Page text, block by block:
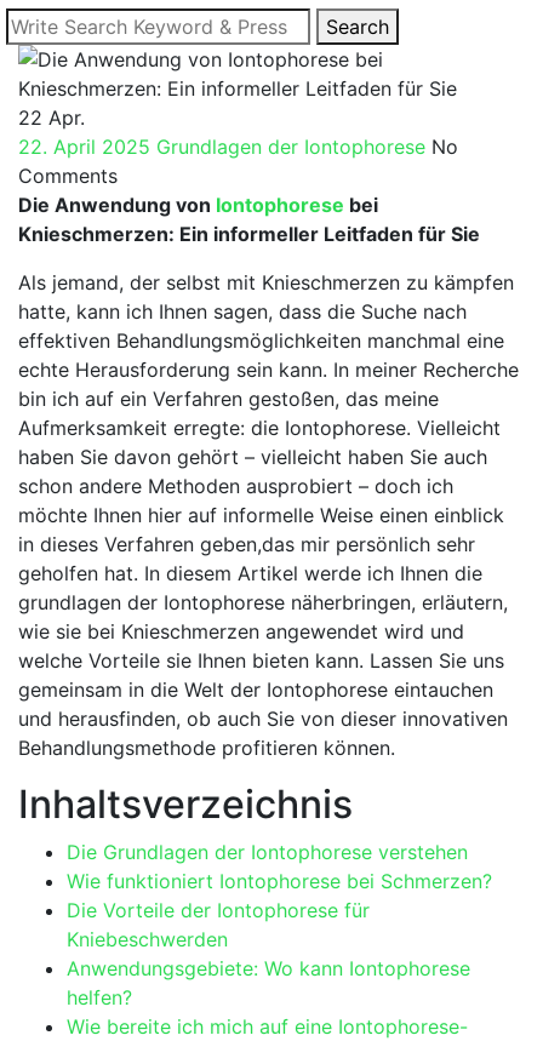
Search
for:
Search
22 Apr.
22. April 2025 Grundlagen der Iontophorese No
Comments
Die Anwendung ​von‍ Iontophorese bei
Knieschmerzen: Ein informeller Leitfaden für Sie
Als ​jemand, ​der selbst mit⁢ Knieschmerzen zu kämpfen
hatte, kann ich Ihnen sagen, dass die Suche nach
effektiven Behandlungsmöglichkeiten manchmal eine
echte Herausforderung sein ‍kann. In meiner Recherche⁣
bin ‍ich auf ein⁤ Verfahren gestoßen, das meine‍
Aufmerksamkeit​ erregte: die Iontophorese. Vielleicht
haben Sie davon gehört – vielleicht haben Sie auch⁤
schon⁢ andere Methoden ‍ausprobiert – doch ich
⁣möchte Ihnen hier auf ‌informelle Weise einen einblick‌
in⁤ dieses‌ Verfahren geben,das mir persönlich sehr‍
geholfen hat.‌ In‌ diesem Artikel werde‍ ich Ihnen die
grundlagen der⁣ Iontophorese näherbringen, erläutern,
wie sie bei Knieschmerzen ⁤angewendet wird und
welche‌ Vorteile sie Ihnen bieten kann.‌ Lassen Sie uns
gemeinsam in die Welt der Iontophorese eintauchen⁤
und herausfinden, ob auch Sie von dieser innovativen‍
Behandlungsmethode profitieren können.
Inhaltsverzeichnis
Die Grundlagen der Iontophorese verstehen
Wie funktioniert ⁣Iontophorese bei Schmerzen?
Die Vorteile der ​Iontophorese für
Kniebeschwerden
Anwendungsgebiete: Wo kann Iontophorese
‍helfen?
Wie bereite ich mich auf ⁣eine Iontophorese-